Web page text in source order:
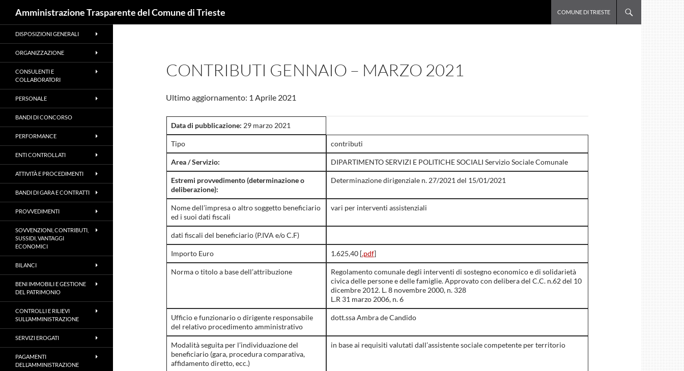
Amministrazione Trasparente del Comune di Trieste
COMUNE DI TRIESTE
CONTRIBUTI GENNAIO – MARZO 2021
Ultimo aggiornamento: 1 Aprile 2021
Data di pubblicazione: 29 marzo 2021
Tipo contributi
Area / Servizio: DIPARTIMENTO SERVIZI E POLITICHE SOCIALI Servizio Sociale Comunale
Estremi provvedimento (determinazione o
deliberazione):
Determinazione dirigenziale n. 27/2021 del 15/01/2021
Nome dell’impresa o altro soggetto beneficiario
ed i suoi dati fiscali
vari per interventi assistenziali
dati fiscali del beneficiario (P.IVA e/o C.F)
Importo Euro 1.625,40 [.pdf]
Norma o titolo a base dell’attribuzione
Regolamento comunale degli interventi di sostegno economico e di solidarietà
civica delle persone e delle famiglie. Approvato con delibera del C.C. n.62 del 10
dicembre 2012. L. 8 novembre 2000, n. 328
L.R 31 marzo 2006, n. 6
Ufficio e funzionario o dirigente responsabile
del relativo procedimento amministrativo
dott.ssa Ambra de Candido
Modalità seguita per l’individuazione del
beneficiario (gara, procedura comparativa,
affidamento diretto, ecc.)
in base ai requisiti valutati dall’assistente sociale competente per territorio
DISPOSIZIONI GENERALI
ORGANIZZAZIONE
CONSULENTI E
COLLABORATORI
PERSONALE
BANDI DI CONCORSO
PERFORMANCE
ENTI CONTROLLATI
ATTIVITÀ E PROCEDIMENTI
BANDI DI GARA E CONTRATTI
PROVVEDIMENTI
SOVVENZIONI, CONTRIBUTI,
SUSSIDI, VANTAGGI
ECONOMICI
BILANCI
BENI IMMOBILI E GESTIONE
DEL PATRIMONIO
CONTROLLI E RILIEVI
SULL’AMMINISTRAZIONE
SERVIZI EROGATI
PAGAMENTI
DELL’AMMINISTRAZIONE